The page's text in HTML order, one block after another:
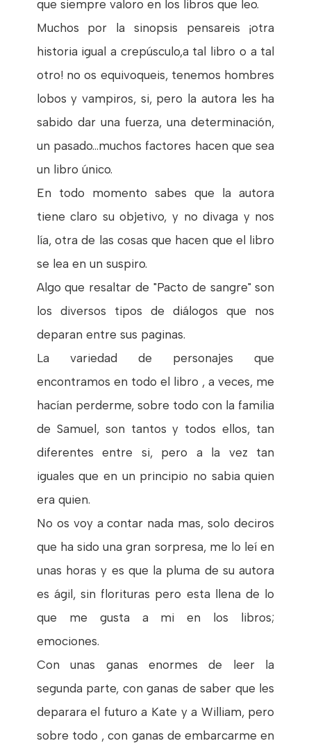
que siempre valoro en los libros que leo.
Muchos por la sinopsis pensareis ¡otra
historia igual a crepúsculo,a tal libro o a tal
otro! no os equivoqueis, tenemos hombres
lobos y vampiros, si, pero la autora les ha
sabido dar una fuerza, una determinación,
un pasado...muchos factores hacen que sea
un libro único.
En todo momento sabes que la autora
tiene claro su objetivo, y no divaga y nos
lía, otra de las cosas que hacen que el libro
se lea en un suspiro.
Algo que resaltar de "Pacto de sangre" son
los diversos tipos de diálogos que nos
deparan entre sus paginas.
La variedad de personajes que
encontramos en todo el libro , a veces, me
hacían perderme, sobre todo con la familia
de Samuel, son tantos y todos ellos, tan
diferentes entre si, pero a la vez tan
iguales que en un principio no sabia quien
era quien.
No os voy a contar nada mas, solo deciros
que ha sido una gran sorpresa, me lo leí en
unas horas y es que la pluma de su autora
es ágil, sin florituras pero esta llena de lo
que me gusta a mi en los libros;
emociones.
Con unas ganas enormes de leer la
segunda parte, con ganas de saber que les
deparara el futuro a Kate y a William, pero
sobre todo , con ganas de embarcarme en